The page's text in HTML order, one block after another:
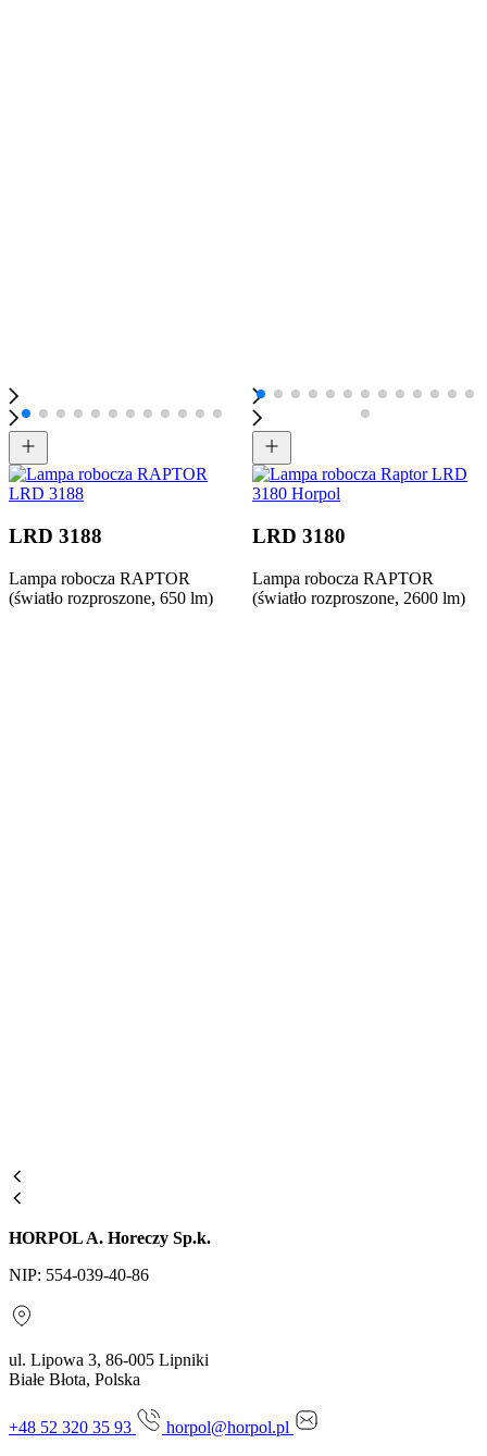
LRD 3188
Lampa robocza RAPTOR
(światło rozproszone, 650 lm)
LRD 3180
Lampa robocza RAPTOR
(światło rozproszone, 2600 lm)
HORPOL A. Horeczy Sp.k.
NIP: 554-039-40-86
ul. Lipowa 3, 86-005 Lipniki
Białe Błota, Polska
+48 52 320 35 93 horpol@horpol.pl